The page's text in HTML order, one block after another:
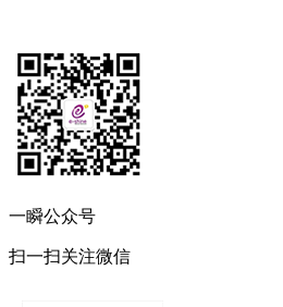
一瞬公众号
扫一扫关注微信